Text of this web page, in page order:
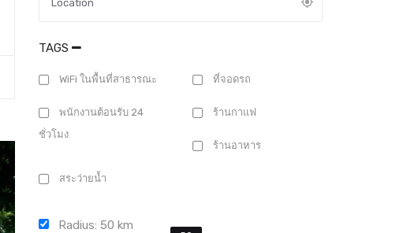
TAGS
WiFi ในพื้นที่สาธารณะ ที่จอดรถ
พนักงานต้อนรับ 24
ชั่วโมง
ร้านกาแฟ
ร้านอาหาร
สระว่ายน้ำ
Radius:50 km